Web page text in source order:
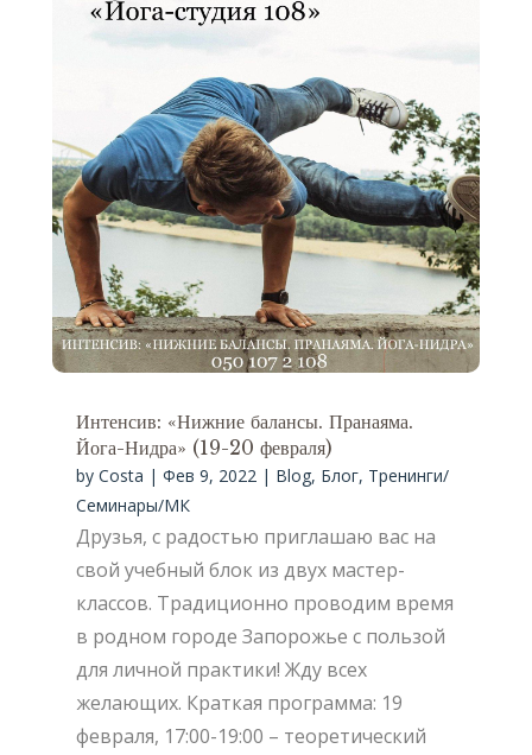
Интенсив: «Нижние балансы. Пранаяма.
Йога-Нидра» (19-20 февраля)
by Costa | Фев 9, 2022| Blog, Блог, Тренинги/
Семинары/МК
Друзья, с радостью приглашаю вас на
свой учебный блок из двух мастер-
классов. Традиционно проводим время
в родном городе Запорожье с пользой
для личной практики! Жду всех
желающих. Краткая программа: 19
февраля, 17:00-19:00 – теоретический